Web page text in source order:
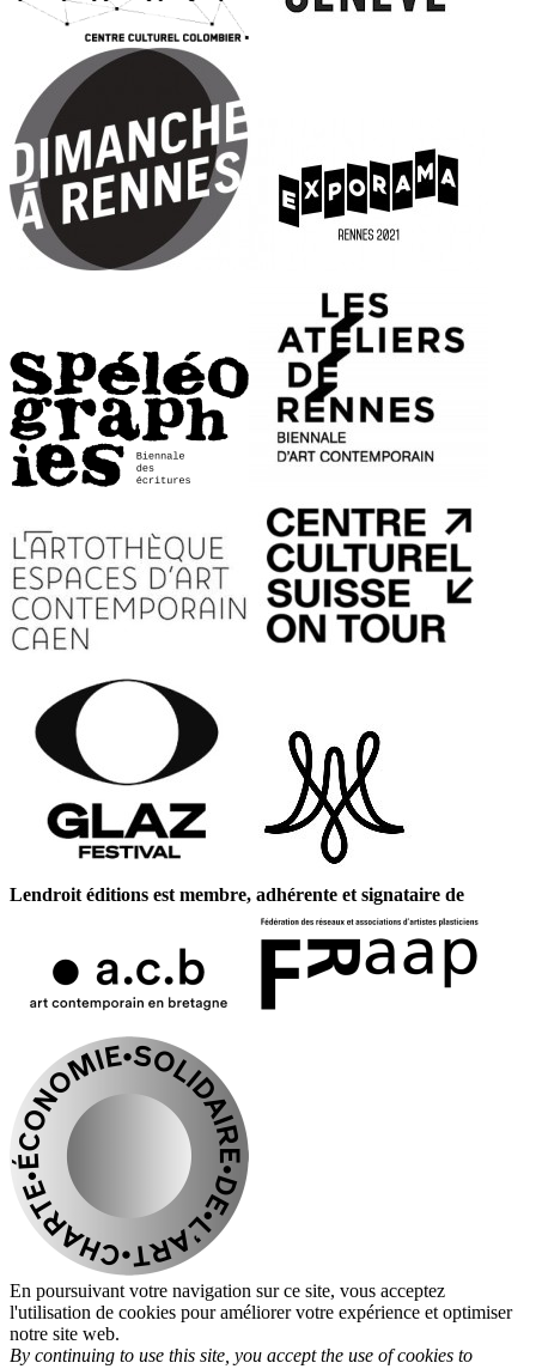
Lendroit éditions est membre, adhérente et signataire de
En poursuivant votre navigation sur ce site, vous acceptez
l'utilisation de cookies pour améliorer votre expérience et optimiser
notre site web.
By continuing to use this site, you accept the use of cookies to